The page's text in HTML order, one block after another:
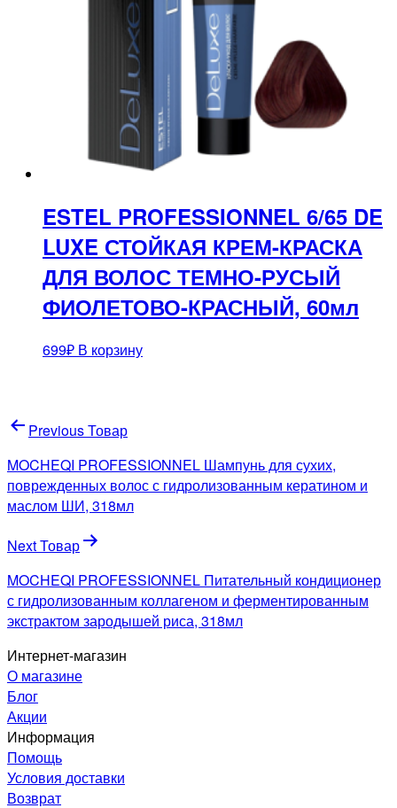
ESTEL PROFESSIONNEL 6/65 DE
LUXE СТОЙКАЯ КРЕМ-КРАСКА
ДЛЯ ВОЛОС ТЕМНО-РУСЫЙ
ФИОЛЕТОВО-КРАСНЫЙ, 60мл
699₽ В корзину
Навигация
по
записям
Previous Товар
MOCHEQI PROFESSIONNEL Шампунь для сухих,
поврежденных волос с гидролизованным кератином и
маслом ШИ, 318мл
Next Товар
MOCHEQI PROFESSIONNEL Питательный кондиционер
с гидролизованным коллагеном и ферментированным
экстрактом зародышей риса, 318мл
Интернет-магазин
О магазине
Блог
Акции
Информация
Помощь
Условия доставки
Возврат